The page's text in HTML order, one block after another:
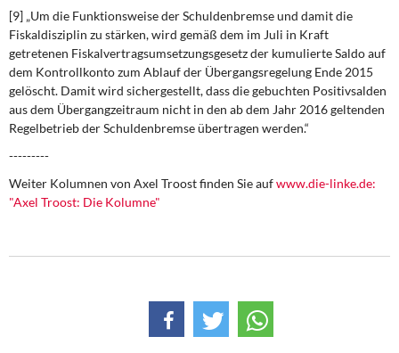
[9] „Um die Funktionsweise der Schuldenbremse und damit die
Fiskaldisziplin zu stärken, wird gemäß dem im Juli in Kraft
getretenen Fiskalvertragsumsetzungsgesetz der kumulierte Saldo auf
dem Kontrollkonto zum Ablauf der Übergangsregelung Ende 2015
gelöscht. Damit wird sichergestellt, dass die gebuchten Positivsalden
aus dem Übergangzeitraum nicht in den ab dem Jahr 2016 geltenden
Regelbetrieb der Schuldenbremse übertragen werden.“
---------
Weiter Kolumnen von Axel Troost finden Sie aufwww.die-linke.de:
"Axel Troost: Die Kolumne"